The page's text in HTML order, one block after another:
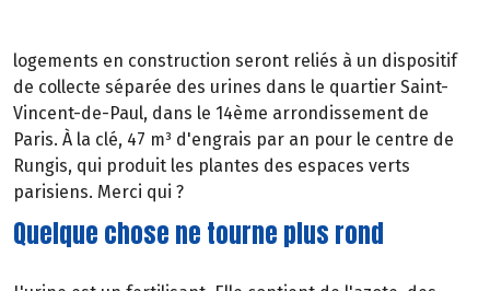
logements en construction seront reliés à un dispositif
de collecte séparée des urines dans le quartier Saint-
Vincent-de-Paul, dans le 14ème arrondissement de
Paris. À la clé, 47 m³ d'engrais par an pour le centre de
Rungis, qui produit les plantes des espaces verts
parisiens. Merci qui ?
Quelque chose ne tourne plus rond